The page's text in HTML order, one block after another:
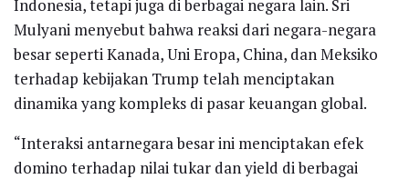
Indonesia, tetapi juga di berbagai negara lain. Sri
Mulyani menyebut bahwa reaksi dari negara-negara
besar seperti Kanada, Uni Eropa, China, dan Meksiko
terhadap kebijakan Trump telah menciptakan
dinamika yang kompleks di pasar keuangan global.
“Interaksi antarnegara besar ini menciptakan efek
domino terhadap nilai tukar dan yield di berbagai